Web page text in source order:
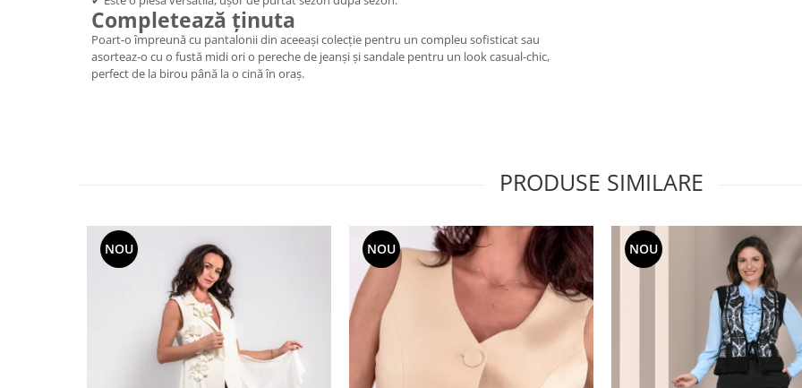
Completează ținuta
Poart-o împreună cu pantalonii din aceeași colecție pentru un compleu sofisticat sau
asorteaz-o cu o fustă midi ori o pereche de jeanși și sandale pentru un look casual-chic,
perfect de la birou până la o cină în oraș.
PRODUSE SIMILARE
NOU NOU NOU